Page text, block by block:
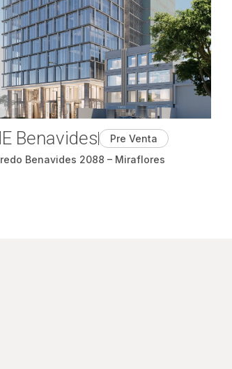
Benavides
Pre Venta
Benavides 2088 – Miraflores